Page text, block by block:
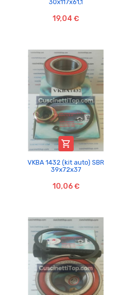
30x117x61,1
19,04 €

VKBA 1432 (kit auto) SBR
39x72x37
10,06 €